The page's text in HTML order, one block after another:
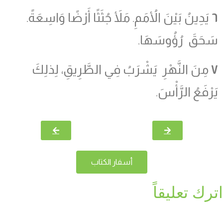
٦ يَدِينُ بَيْنَ الأُمَمِ. مَلأَ جُثَثًا أَرْضًا وَاسِعَةً.
سَحَقَ رُؤُوسَهَا.
٧ مِنَ النَّهْرِ يَشْرَبُ فِي الطَّرِيقِ، لِذلِكَ
يَرْفَعُ الرَّأْسَ.
أسفار الكتاب
اترك تعليقاً